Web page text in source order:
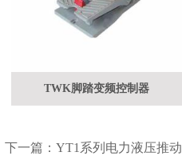
TWK脚踏变频控制器
下一篇： YT1系列电力液压推动